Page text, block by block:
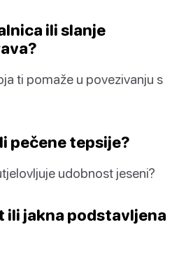
ili slanje
ti pomaže u povezivanju s
pečene tepsije?
udobnost jeseni?
ili jakna podstavljena